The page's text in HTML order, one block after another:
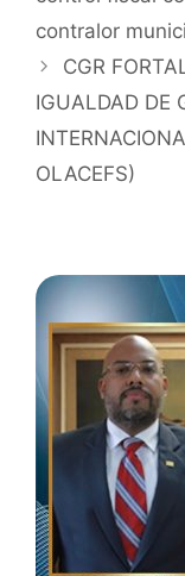
contralor
CGR
IGUALDAD DE
OLACEFS)